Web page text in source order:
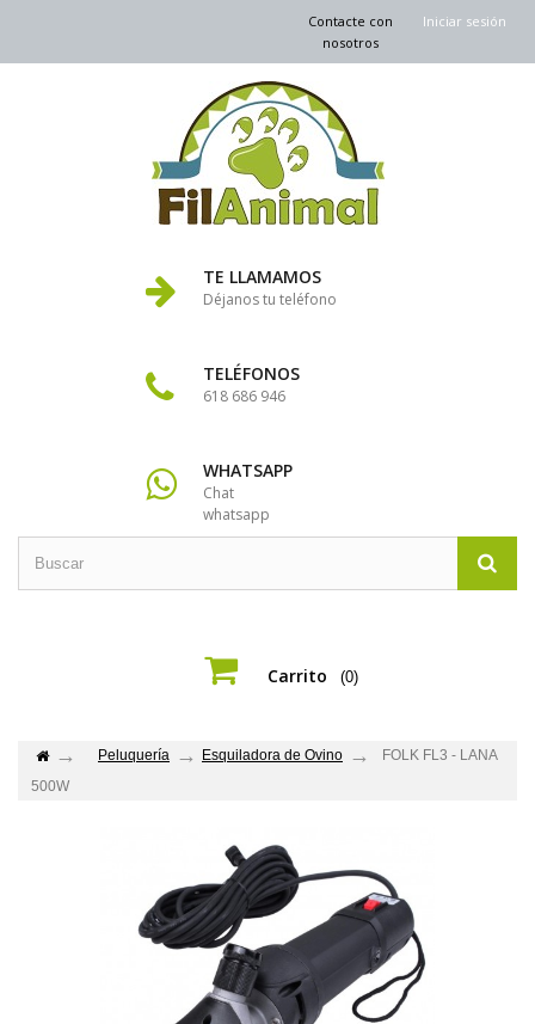
Iniciar sesión
Contacte con
nosotros
TE LLAMAMOS
Déjanos tu teléfono
TELÉFONOS
618 686 946
WHATSAPP
Chat
whatsapp
Carrito (0)
Peluquería Esquiladora de Ovino
FOLK FL3 - LANA
500W